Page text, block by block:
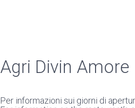
Agri Divin Amore
Per informazioni sui giorni di